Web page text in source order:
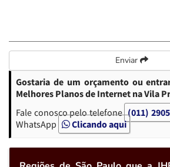
Enviar
Gostaria de um orçamento ou
Melhores Planos de Internet na Vila
Fale conosco pelo telefone (011)
WhatsApp
Clicando aqui